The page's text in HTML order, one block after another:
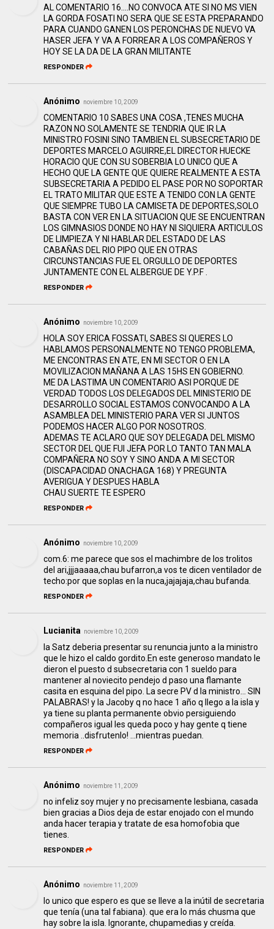
AL COMENTARIO 16....NO CONVOCA ATE SI NO MS VIEN
LA GORDA FOSATI NO SERA QUE SE ESTA PREPARANDO
PARA CUANDO GANEN LOS PERONCHAS DE NUEVO VA
HASER JEFA Y VA A FORREAR A LOS COMPAÑEROS Y
HOY SE LA DA DE LA GRAN MILITANTE
RESPONDER
Anónimo noviembre 10, 2009
COMENTARIO 10 SABES UNA COSA ,TENES MUCHA
RAZON NO SOLAMENTE SE TENDRIA QUE IR LA
MINISTRO FOSINI SINO TAMBIEN EL SUBSECRETARIO DE
DEPORTES MARCELO AGUIRRE,EL DIRECTOR HUECKE
HORACIO QUE CON SU SOBERBIA LO UNICO QUE A
HECHO QUE LA GENTE QUE QUIERE REALMENTE A ESTA
SUBSECRETARIA A PEDIDO EL PASE POR NO SOPORTAR
EL TRATO MILITAR QUE ESTE A TENIDO CON LA GENTE
QUE SIEMPRE TUBO LA CAMISETA DE DEPORTES,SOLO
BASTA CON VER EN LA SITUACION QUE SE ENCUENTRAN
LOS GIMNASIOS DONDE NO HAY NI SIQUIERA ARTICULOS
DE LIMPIEZA Y NI HABLAR DEL ESTADO DE LAS
CABAÑAS DEL RIO PIPO QUE EN OTRAS
CIRCUNSTANCIAS FUE EL ORGULLO DE DEPORTES
JUNTAMENTE CON EL ALBERGUE DE Y.P.F .
RESPONDER
Anónimo noviembre 10, 2009
HOLA SOY ERICA FOSSATI, SABES SI QUERES LO
HABLAMOS PERSONALMENTE NO TENGO PROBLEMA,
ME ENCONTRAS EN ATE, EN MI SECTOR O EN LA
MOVILIZACION MAÑANA A LAS 15HS EN GOBIERNO.
ME DA LASTIMA UN COMENTARIO ASI PORQUE DE
VERDAD TODOS LOS DELEGADOS DEL MINISTERIO DE
DESARROLLO SOCIAL ESTAMOS CONVOCANDO A LA
ASAMBLEA DEL MINISTERIO PARA VER SI JUNTOS
PODEMOS HACER ALGO POR NOSOTROS.
ADEMAS TE ACLARO QUE SOY DELEGADA DEL MISMO
SECTOR DEL QUE FUI JEFA POR LO TANTO TAN MALA
COMPAÑERA NO SOY Y SINO ANDA A MI SECTOR
(DISCAPACIDAD ONACHAGA 168) Y PREGUNTA
AVERIGUA Y DESPUES HABLA
CHAU SUERTE TE ESPERO
RESPONDER
Anónimo noviembre 10, 2009
com.6: me parece que sos el machimbre de los trolitos
del ari,jjjaaaaa,chau bufarron,a vos te dicen ventilador de
techo:por que soplas en la nuca,jajajaja,chau bufanda.
RESPONDER
Lucianita noviembre 10, 2009
la Satz deberia presentar su renuncia junto a la ministro
que le hizo el caldo gordito.En este generoso mandato le
dieron el puesto d subsecretaria con 1 sueldo para
mantener al noviecito pendejo d paso una flamante
casita en esquina del pipo. La secre PV d la ministro... SIN
PALABRAS! y la Jacoby q no hace 1 año q llego a la isla y
ya tiene su planta permanente obvio persiguiendo
compañeros igual les queda poco y hay gente q tiene
memoria ..disfrutenlo! ...mientras puedan.
RESPONDER
Anónimo noviembre 11, 2009
no infeliz soy mujer y no precisamente lesbiana, casada
bien gracias a Dios deja de estar enojado con el mundo
anda hacer terapia y tratate de esa homofobia que
tienes.
RESPONDER
Anónimo noviembre 11, 2009
lo unico que espero es que se lleve a la inútil de secretaria
que tenía (una tal fabiana). que era lo más chusma que
hay sobre la isla. Ignorante, chupamedias y creída.